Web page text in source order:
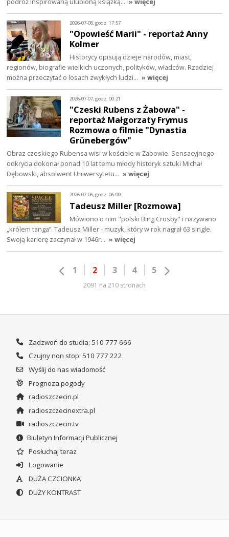
2026-07-08, godz. 17:57
"Opowieść Marii" - reportaż Anny
Kolmer
Historycy opisują dzieje narodów, miast,
regionów, biografie wielkich uczonych, polityków, władców. Rzadziej
można przeczytać o losach zwykłych ludzi… » więcej
2026-07-07, godz. 00:21
"Czeski Rubens z Żabowa" -
reportaż Małgorzaty Frymus
Rozmowa o filmie "Dynastia
Grünebergów"
Obraz czeskiego Rubensa wisi w kościele w Żabowie. Sensacyjnego
odkrycia dokonał ponad 10 lat temu młody historyk sztuki Michał
Dębowski, absolwent Uniwersytetu… » więcej
2026-07-06, godz. 06:00
Tadeusz Miller [Rozmowa]
Mówiono o nim "polski Bing Crosby" i nazywano
„królem tanga”. Tadeusz Miller - muzyk, który w rok nagrał 63 single.
Swoją karierę zaczynał w 1946r… » więcej
1 2 3 4 5
2091 na 210 stronach
Zadzwoń do studia: 510 777 666
Czujny non stop: 510 777 222
Wyślij do nas wiadomość
Prognoza pogody
radioszczecin.pl
radioszczecinextra.pl
radioszczecin.tv
Biuletyn Informacji Publicznej
Posłuchaj teraz
Logowanie
DUŻA CZCIONKA
DUŻY KONTRAST